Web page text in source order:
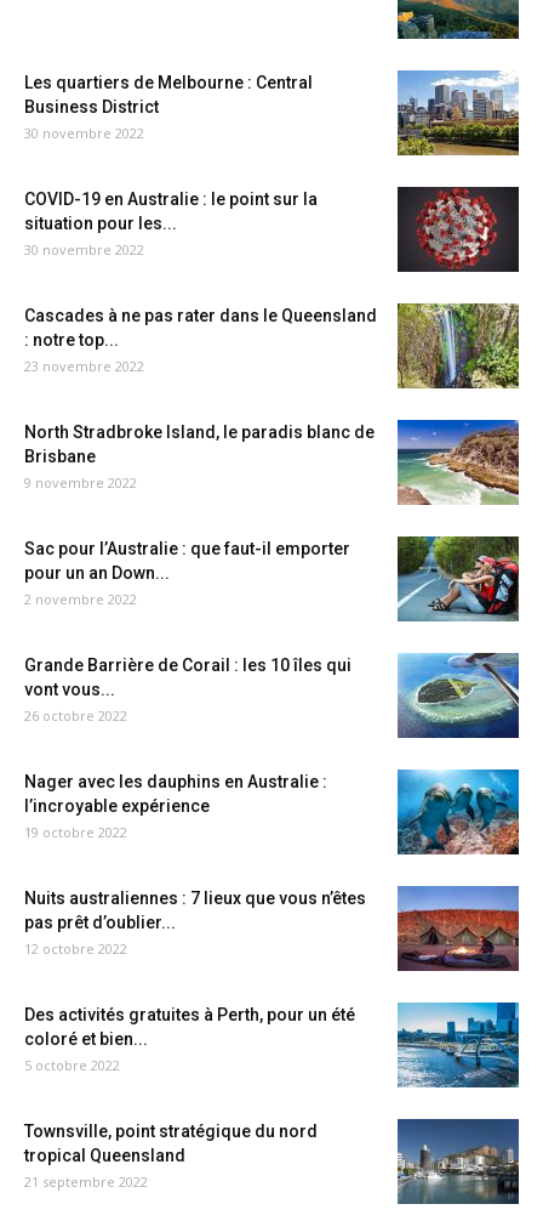
Les quartiers de Melbourne : Central
Business District
30 novembre 2022
COVID-19 en Australie : le point sur la
situation pour les...
30 novembre 2022
Cascades à ne pas rater dans le Queensland
: notre top...
23 novembre 2022
North Stradbroke Island, le paradis blanc de
Brisbane
9 novembre 2022
Sac pour l’Australie : que faut-il emporter
pour un an Down...
2 novembre 2022
Grande Barrière de Corail : les 10 îles qui
vont vous...
26 octobre 2022
Nager avec les dauphins en Australie :
l’incroyable expérience
19 octobre 2022
Nuits australiennes : 7 lieux que vous n’êtes
pas prêt d’oublier...
12 octobre 2022
Des activités gratuites à Perth, pour un été
coloré et bien...
5 octobre 2022
Townsville, point stratégique du nord
tropical Queensland
21 septembre 2022